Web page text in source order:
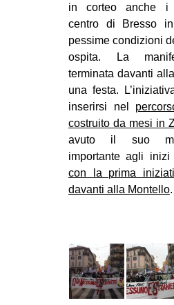
CINEMA
MUSICA
AFRICA
in corteo anche i
centro di Bresso
pessime condizioni
ospita. La
terminata davanti
una festa.
inserirsi nel
costruito da mesi in
avuto il suo
importante agli inizi
con la prima
davanti alla Montello.